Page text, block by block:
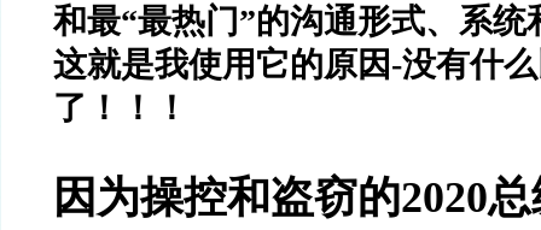
和最“最热门”的沟通形式、系统
这就是我使用它的原因-没有什
了！！！
因为操控和盗窃的2020